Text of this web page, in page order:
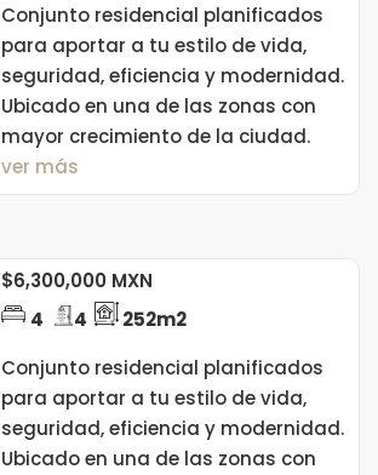
Conjunto residencial planificados
para aportar a tu estilo de vida,
seguridad, eficiencia y modernidad.
Ubicado en una de las zonas con
mayor crecimiento de la ciudad.
ver más
$6,300,000 MXN
4
4
252m2
Conjunto residencial planificados
para aportar a tu estilo de vida,
seguridad, eficiencia y modernidad.
Ubicado en una de las zonas con